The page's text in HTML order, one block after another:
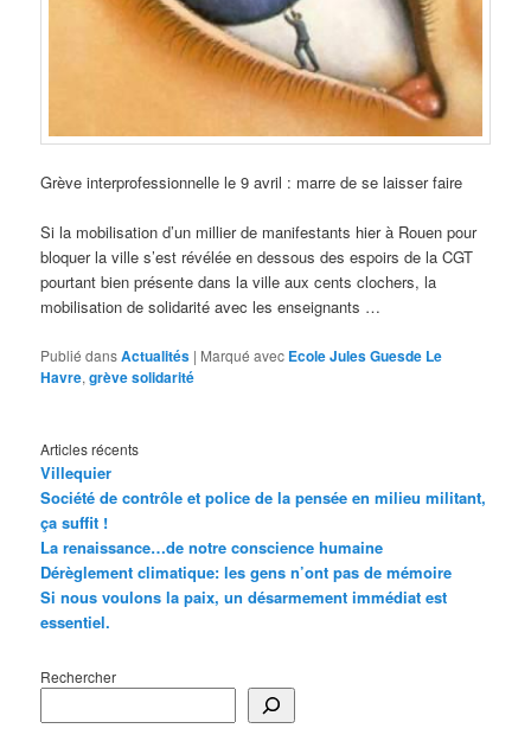
Grève interprofessionnelle le 9 avril : marre de se laisser faire
Si la mobilisation d’un millier de manifestants hier à Rouen pour
bloquer la ville s’est révélée en dessous des espoirs de la CGT
pourtant bien présente dans la ville aux cents clochers, la
mobilisation de solidarité avec les enseignants …
Publié dansActualités | Marqué avec Ecole Jules Guesde Le
Havre,grève solidarité
Articles récents
Villequier
Société de contrôle et police de la pensée en milieu militant,
ça suffit !
La renaissance…de notre conscience humaine
Dérèglement climatique: les gens n’ont pas de mémoire
Si nous voulons la paix, un désarmement immédiat est
essentiel.
Rechercher